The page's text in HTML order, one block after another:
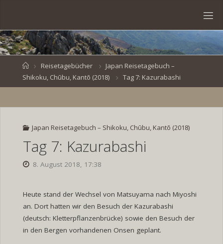
content
VEN
BR
HomeReisetagebücher
Japan Reisetagebuch –
Shikoku, Chūbu, Kantō (2018)
Tag 7: Kazurabashi
Japan Reisetagebuch – Shikoku, Chūbu, Kantō (2018)
Tag 7: Kazurabashi
8. August 2018, 17:38
Heute stand der Wechsel von Matsuyama nach Miyoshi
an. Dort hatten wir den Besuch der Kazurabashi
(deutsch: Kletterpflanzenbrücke) sowie den Besuch der
in den Bergen vorhandenen Onsen geplant.